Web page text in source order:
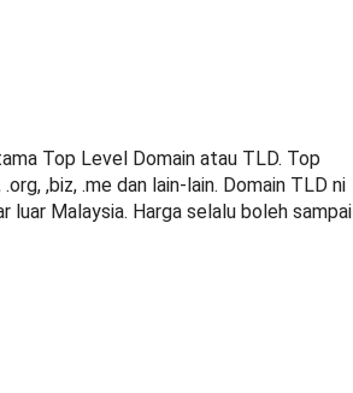
Top Level Domain atau TLD. Top
,biz, .me dan lain-lain. Domain TLD ni
Malaysia. Harga selalu boleh sampai